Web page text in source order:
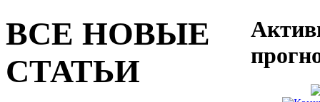
ВСЕ НОВЫЕ
СТАТЬИ